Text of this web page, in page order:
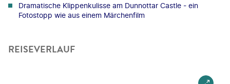
Dramatische Klippenkulisse am Dunnottar Castle - ein
Fotostopp wie aus einem Märchenfilm
REISEVERLAUF